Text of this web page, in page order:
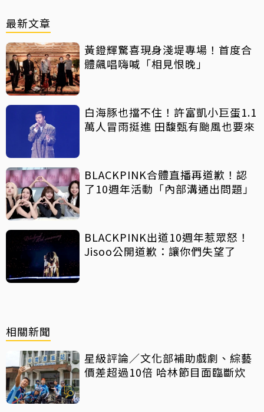
最新文章
黃鐙輝驚喜現身淺堤專場！首度合
體飆唱嗨喊「相見恨晚」
白海豚也擋不住！許富凱小巨蛋1.1
萬人冒雨挺進 田馥甄有颱風也要來
BLACKPINK合體直播再道歉！認
了10週年活動「內部溝通出問題」
BLACKPINK出道10週年惹眾怒！
Jisoo公開道歉：讓你們失望了
相關新聞
星級評論／文化部補助戲劇、綜藝
價差超過10倍 哈林節目面臨斷炊